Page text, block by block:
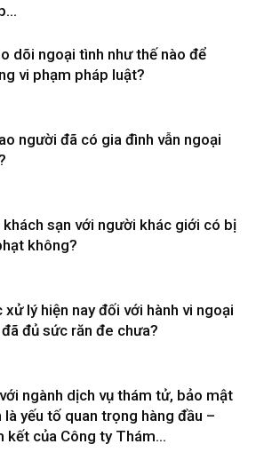
dõi ngoại tình như thế nào để
vi phạm pháp luật?
người đã có gia đình vẫn ngoại
khách sạn với người khác giới có bị
không?
xử lý hiện nay đối với hành vi ngoại
đủ sức răn đe chưa?
ngành dịch vụ thám tử, bảo mật
là yếu tố quan trọng hàng đầu –
kết của Công ty Thám...